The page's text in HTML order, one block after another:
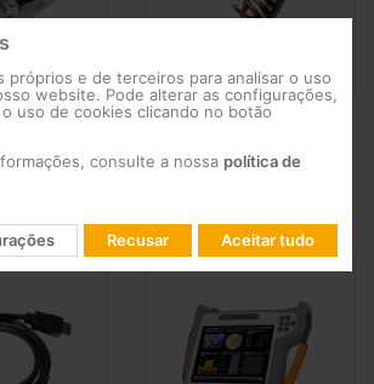
de uma
Conectores
próprios e de terceiros para analisar o uso
website. Pode alterar as configurações,
uso de cookies clicando no botão
consulte a nossa política de
Recusar Aceitar tudo